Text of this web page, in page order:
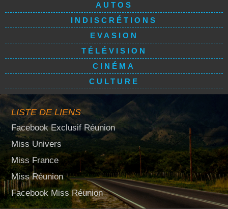
AUTOS
INDISCRÉTIONS
EVASION
TÉLÉVISION
CINÉMA
CULTURE
LISTE DE LIENS
Facebook Exclusif Réunion
Miss Univers
Miss France
Miss Réunion
Facebook Miss Réunion